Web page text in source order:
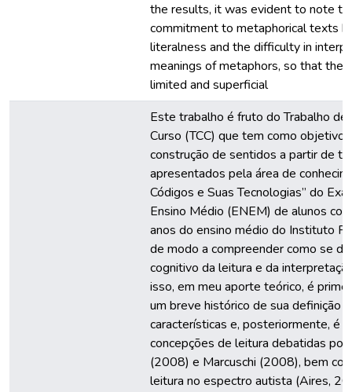
the results, it was evident to note
commitment to metaphorical texts
literalness and the difficulty in
meanings of metaphors, so that
limited and superficial
Este trabalho é fruto do Trabalho de
Curso (TCC) que tem como objetivo
construção de sentidos a partir de
apresentados pela área de
Códigos e Suas Tecnologias” do
Ensino Médio (ENEM) de alunos
anos do ensino médio do Instituto
de modo a compreender como se
cognitivo da leitura e da
isso, em meu aporte teórico, é
um breve histórico de sua definição
características e, posteriormente, é
concepções de leitura debatidas por
(2008) e Marcuschi (2008), bem
leitura no espectro autista (Aires,